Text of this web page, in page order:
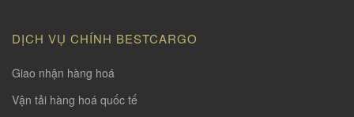
DỊCH VỤ CHÍNH BESTCARGO
Giao nhận hàng hoá
Vận tải hàng hoá quốc tế